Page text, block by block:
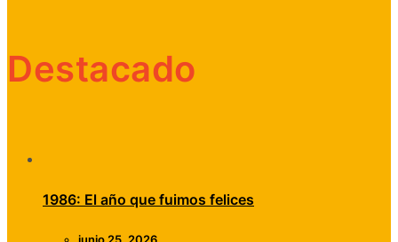
Destacado
1986: El año que fuimos felices